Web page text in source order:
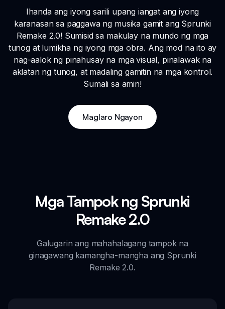
Ihanda ang iyong sarili upang iangat ang iyong
karanasan sa paggawa ng musika gamit ang Sprunki
Remake 2.0! Sumisid sa makulay na mundo ng mga
tunog at lumikha ng iyong mga obra. Ang mod na ito ay
nag-aalok ng pinahusay na mga visual, pinalawak na
aklatan ng tunog, at madaling gamitin na mga kontrol.
Sumali sa amin!
Maglaro Ngayon
Mga Tampok ng Sprunki
Remake 2.0
Galugarin ang mahahalagang tampok na
ginagawang kamangha-mangha ang Sprunki
Remake 2.0.